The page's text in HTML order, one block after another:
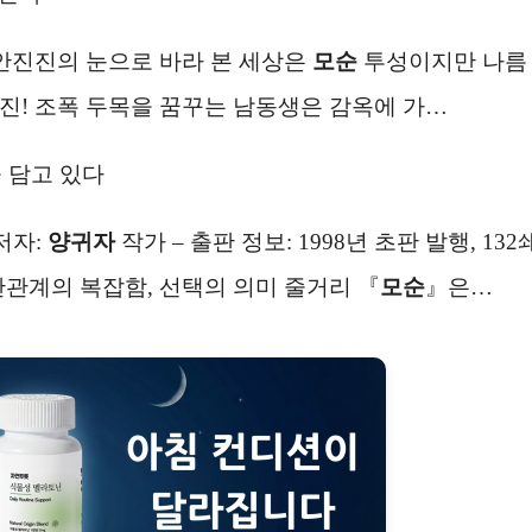
진의 눈으로 바라 본 세상은 모순 투성이지만 나
! 조폭 두목을 꿈꾸는 남동생은 감옥에 가…
담고 있다
자: 양귀자작가 – 출판 정보: 1998년 초판 발행, 132
관계의 복잡함, 선택의 의미 줄거리 『모순』은…